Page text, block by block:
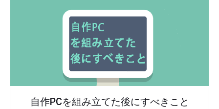
自作PCを組み立てた後にすべきこと